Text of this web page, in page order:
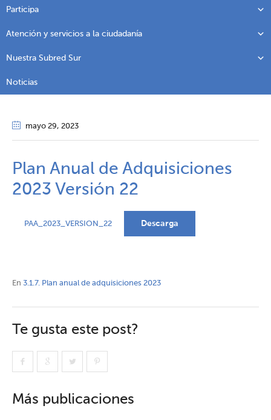
Participa
Atención y servicios a la ciudadanía
Nuestra Subred Sur
Noticias
mayo 29, 2023
Plan Anual de Adquisiciones
2023 Versión 22
PAA_2023_VERSION_22 Descarga
En 3.1.7. Plan anual de adquisiciones 2023
Te gusta este post?
Más publicaciones